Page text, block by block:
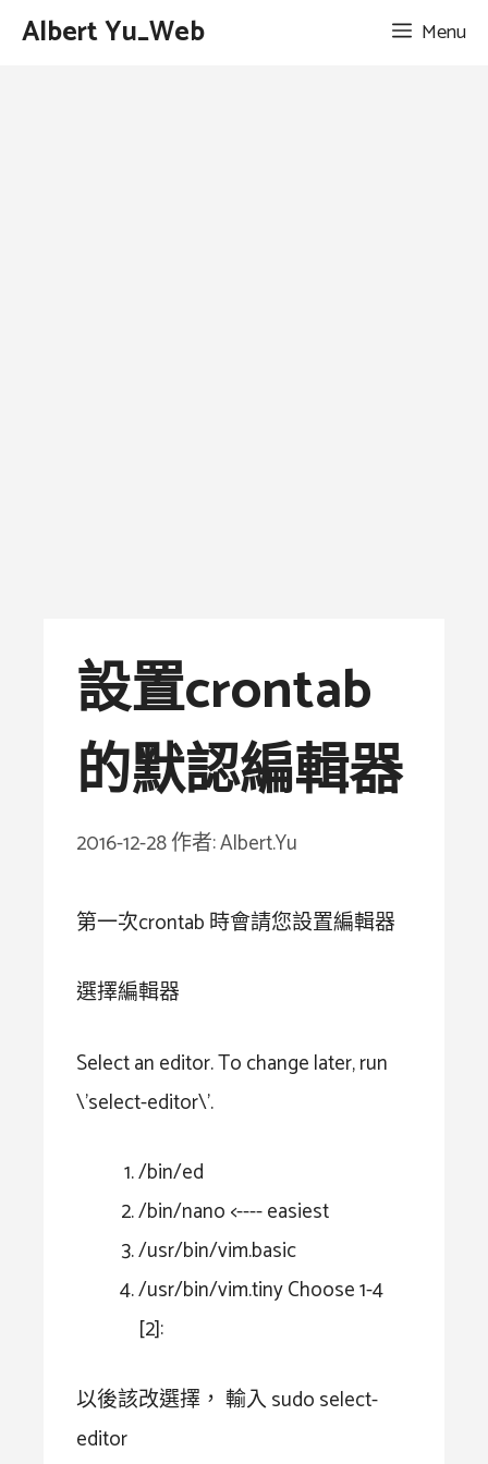
Albert Yu_Web Menu
設置crontab
的默認編輯器
2016-12-28作者:Albert.Yu
第一次crontab 時會請您設置編輯器
選擇編輯器
Select an editor. To change later, run
\'select-editor\'.
/bin/ed
/bin/nano <---- easiest
/usr/bin/vim.basic
/usr/bin/vim.tiny Choose 1-4
[2]:
以後該改選擇， 輸入 sudo select-
editor